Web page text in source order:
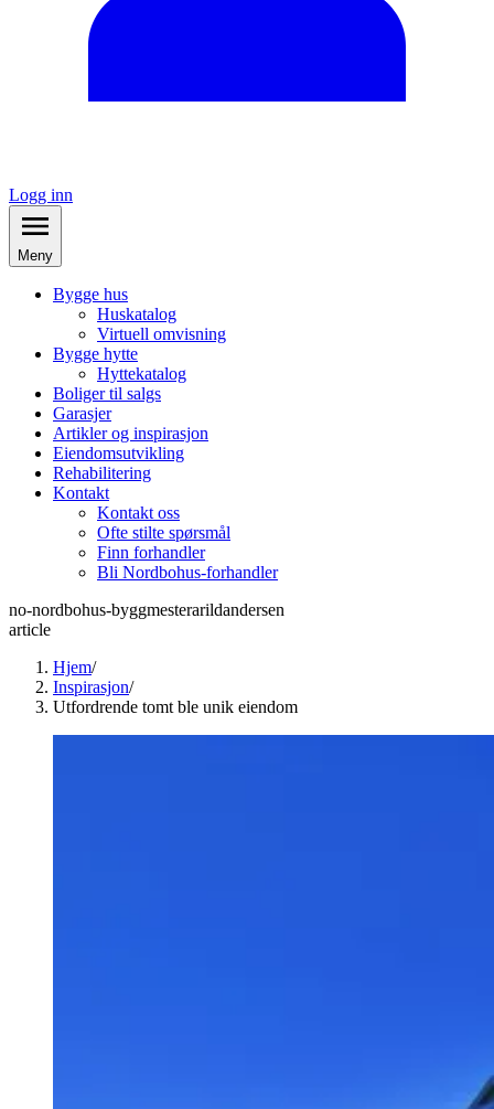
Logg inn
Meny
Bygge hus
Huskatalog
Virtuell omvisning
Bygge hytte
Hyttekatalog
Boliger til salgs
Garasjer
Artikler og inspirasjon
Eiendomsutvikling
Rehabilitering
Kontakt
Kontakt oss
Ofte stilte spørsmål
Finn forhandler
Bli Nordbohus-forhandler
no-nordbohus-byggmesterarildandersen
article
Hjem/
Inspirasjon/
Utfordrende tomt ble unik eiendom